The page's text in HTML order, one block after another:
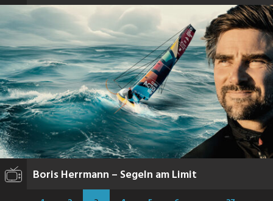
Boris Herrmann – Segeln am Limit